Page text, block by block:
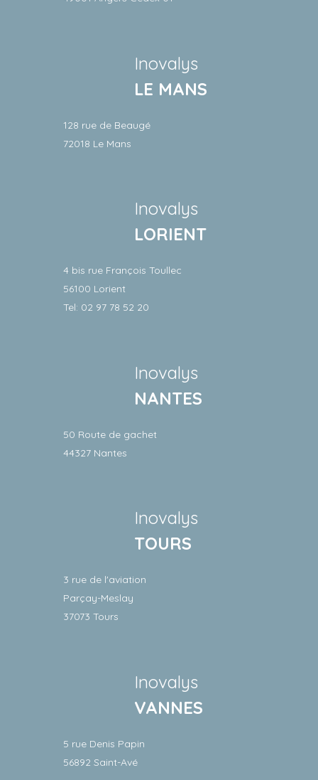
Inovalys
LE MANS
128 rue de Beaugé
72018 Le Mans
Inovalys
LORIENT
4 bis rue François Toullec
56100 Lorient
Tel: 02 97 78 52 20
Inovalys
NANTES
50 Route de gachet
44327 Nantes
Inovalys
TOURS
3 rue de l'aviation
Parçay-Meslay
37073 Tours
Inovalys
VANNES
5 rue Denis Papin
56892 Saint-Avé